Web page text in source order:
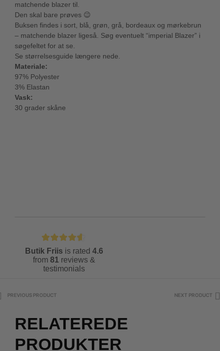
matchende blazer til.
Den skal bare prøves 😉
Buksen findes i sort, blå, grøn, grå, bordeaux og mørkebrun
– matchende blazer ligeså. Søg eventuelt “imperial Blazer” i
søgefeltet for at se.
Se størrelsesguide længere nede.
Materiale:
97% Polyester
3% Elastan
Vask:
30 grader skåne
Butik Friis is rated 4.6
from 81 reviews &
testimonials
PREVIOUS PRODUCT NEXT PRODUCT
RELATEREDE
PRODUKTER